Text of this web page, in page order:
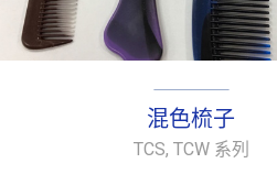
混色梳子
TCS, TCW 系列